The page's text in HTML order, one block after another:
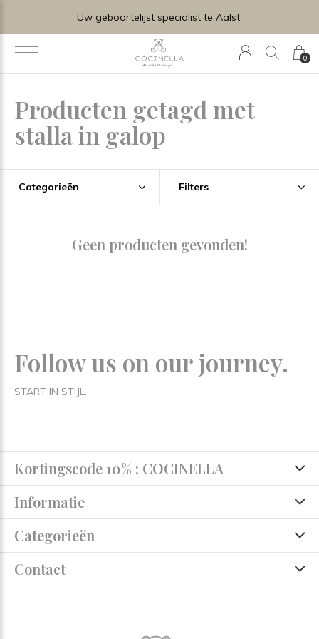
0
Uw geboortelijst specialist te Aalst.
Producten getagd met
stalla in galop
Categorieën Filters
Geen producten gevonden!
Follow us on our journey.
START IN STIJL.
Kortingscode 10% : COCINELLA
Informatie
Categorieën
Contact